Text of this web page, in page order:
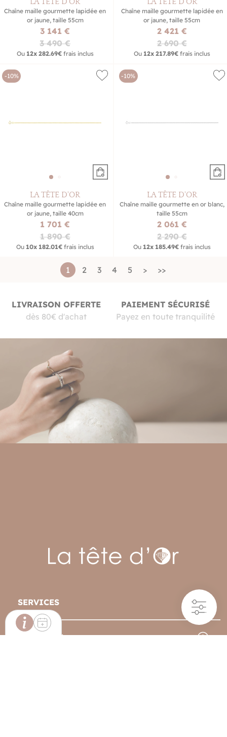
Filtres
Chaîne maille gourmette lapidée en
or jaune, taille 55cm
3 141 €
3 490 €
Ou 12x 282.69€frais inclus
Chaîne maille gourmette lapidée en
or jaune, taille 55cm
2 421 €
2 690 €
Ou 12x 217.89€frais inclus
-10%
LA TÊTE D'OR
Chaîne maille gourmette lapidée en
or jaune, taille 40cm
1 701 €
1 890 €
Ou 10x 182.01€frais inclus
-10%
LA TÊTE D'OR
Chaîne maille gourmette en or blanc,
taille 55cm
2 061 €
2 290 €
Ou 12x 185.49€frais inclus
1 2 3 4 5 > >>
LIVRAISON OFFERTE
dès 80€ d'achat
PAIEMENT SÉCURISÉ
Payez en toute tranquilité
SERVICES
BOUTIQUE